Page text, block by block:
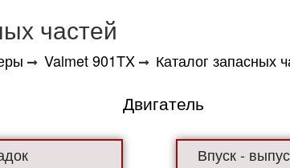
частей
Valmet 901TX Каталог запасных
Двигатель
Впуск -